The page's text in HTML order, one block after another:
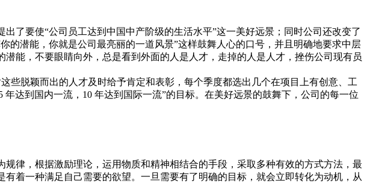
了要使“公司员工达到中国中产阶级的生活水平”这一美好远景；同时公司还改变了
潜能，你就是公司最亮丽的一道风景”这样鼓舞人心的口号，并且明确地要求中层
能，不要眼睛向外，总是看到外面的人是人才，走掉的人是人才，挫伤公司现有员
些脱颖而出的人才及时给予肯定和表彰，每个季度都选出几个在项目上有创意、工
达到国内一流，10 年达到国际一流”的目标。在美好远景的鼓舞下，公司的每一位
律，根据激励理论，运用物质和精神相结合的手段，采取多种有效的方式方法，最
着一种满足自己需要的欲望。一旦需要有了明确的目标，就会立即转化为动机，从